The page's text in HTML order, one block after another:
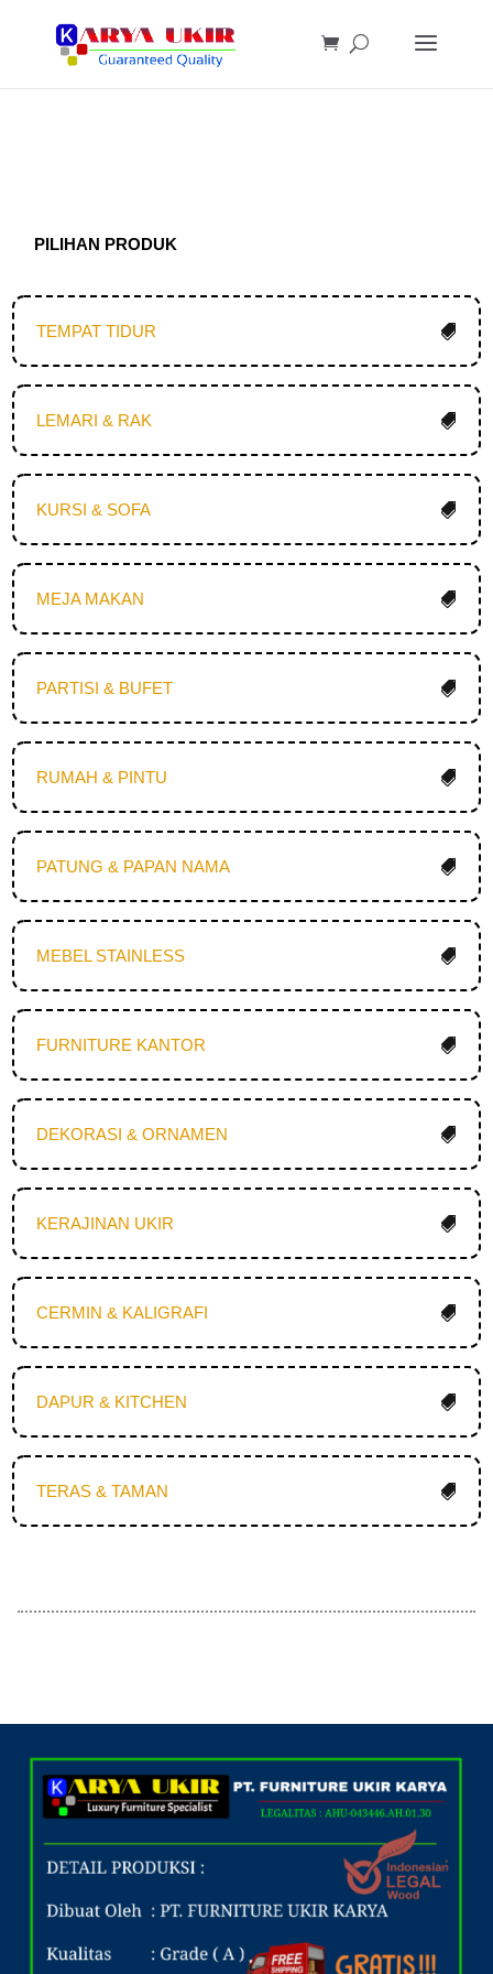
PILIHAN PRODUK
TEMPAT TIDUR
LEMARI & RAK
KURSI & SOFA
MEJA MAKAN
PARTISI & BUFET
RUMAH & PINTU
PATUNG & PAPAN NAMA
MEBEL STAINLESS
FURNITURE KANTOR
DEKORASI & ORNAMEN
KERAJINAN UKIR
CERMIN & KALIGRAFI
DAPUR & KITCHEN
TERAS & TAMAN